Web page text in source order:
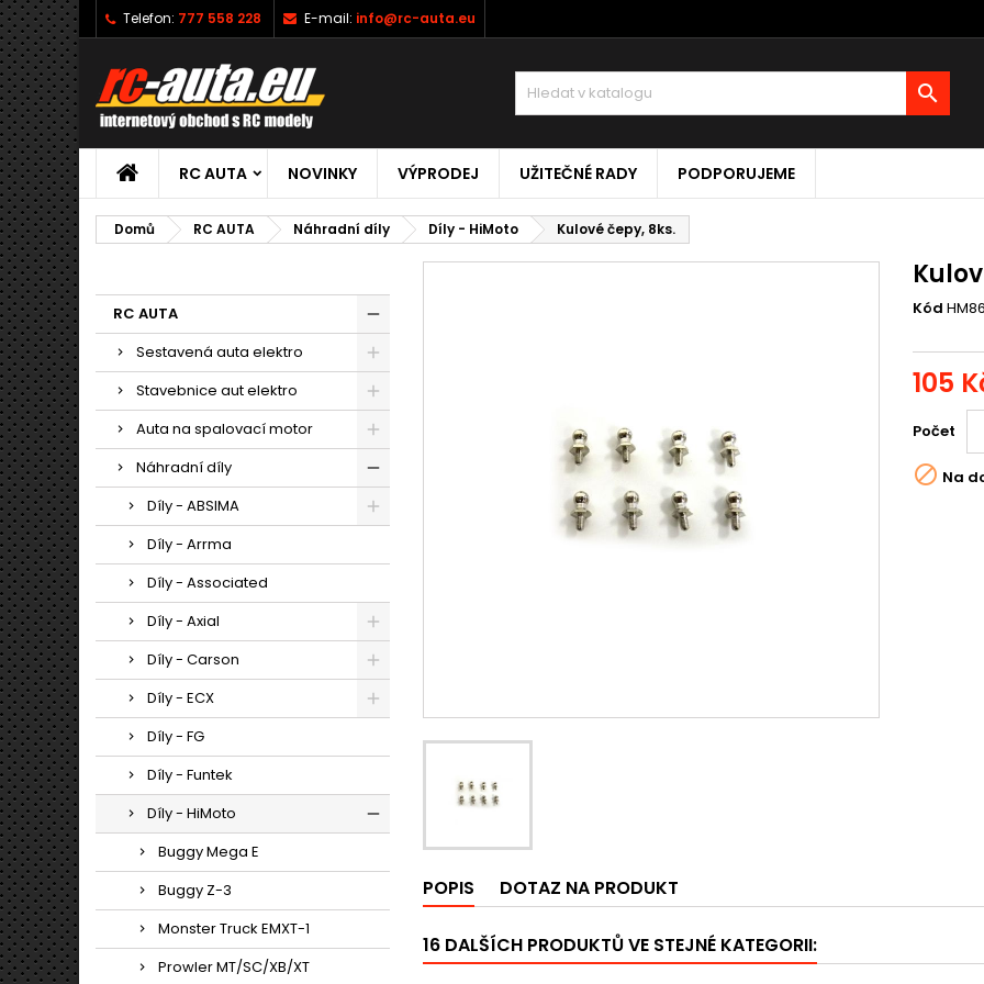
Telefon: 777 558 228 E-mail: info@rc-auta.eu

RC AUTA NOVINKY VÝPRODEJ UŽITEČNÉ RADY PODPORUJEME
Domů RC AUTA Náhradní díly Díly - HiMoto Kulové čepy, 8ks.
RC AUTA
Sestavená auta elektro
Stavebnice aut elektro
Auta na spalovací motor
Náhradní díly
Díly - ABSIMA
Díly - Arrma
Díly - Associated
Díly - Axial
Díly - Carson
Díly - ECX
Díly - FG
Díly - Funtek
Díly - HiMoto
Buggy Mega E
Buggy Z-3
Monster Truck EMXT-1
Prowler MT/SC/XB/XT
Kód
105
Počet
 Na
POPIS DOTAZ NA PRODUKT
16 DALŠÍCH PRODUKTŮ VE STEJNÉ KATEGORII: